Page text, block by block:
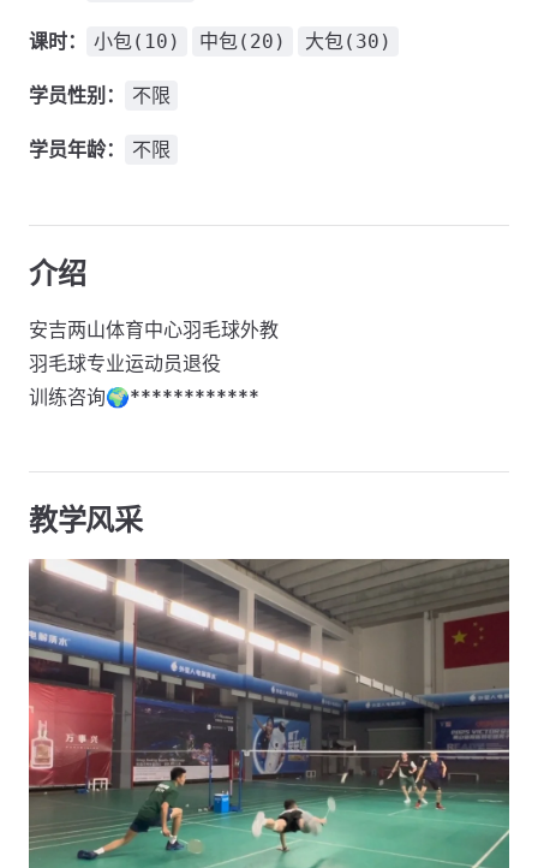
课时： 小包(10) 中包(20) 大包(30)
学员性别： 不限
学员年龄： 不限
介绍
安吉两山体育中心羽毛球外教
羽毛球专业运动员退役
训练咨询🌍************
教学风采